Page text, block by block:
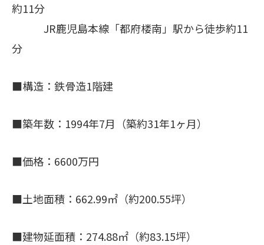
約11分
JR鹿児島本線「都府楼南」駅から徒歩約11
分
■構造：鉄骨造1階建
■築年数：1994年7月（築約31年1ヶ月）
■価格：6600万円
■土地面積：662.99㎡（約200.55坪）
■建物延面積：274.88㎡（約83.15坪）